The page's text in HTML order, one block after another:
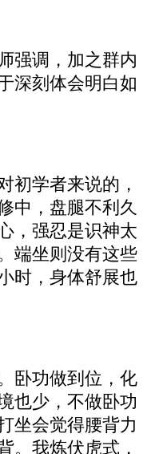
强调，加之群内
深刻体会明白如
初学者来说的，
中，盘腿不利久
，强忍是识神太
端坐则没有这些
时，身体舒展也
卧功做到位，化
也少，不做卧功
坐会觉得腰背力
。我炼伏虎式，